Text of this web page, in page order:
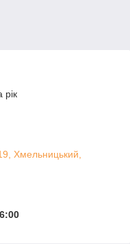
рік
Хмельницький,